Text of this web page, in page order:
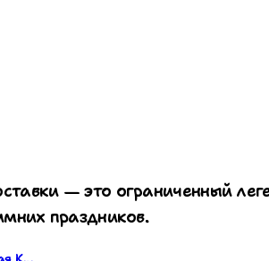
— это ограниченный
праздников.